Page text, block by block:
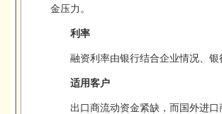
金压力。
利率
融资利率由银行结合企业情况、
适用客户
出口商流动资金紧缺，而国外进